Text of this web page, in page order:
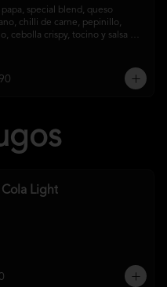
papa, special blend, queso
chilli de carne, pepinillo,
cebolla crispy, tocino y salsa
Cola Light